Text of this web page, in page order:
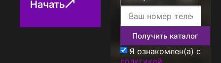
Начать
Получить каталог
Я ознакомлен(а) с